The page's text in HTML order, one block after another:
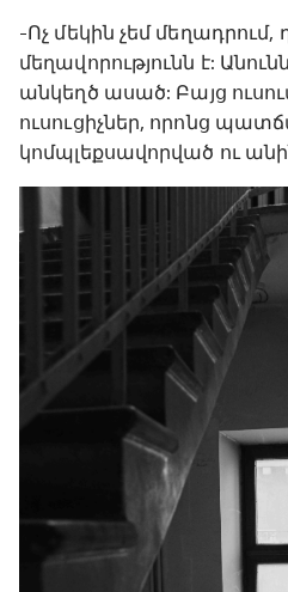
-Ոչ մեկին չեմ մեղադրում,
մեղավորությունն է:
անկեղծ ասած: Բայց
ուսուցիչներ, որոնց
կոմպլեքսավորված ու